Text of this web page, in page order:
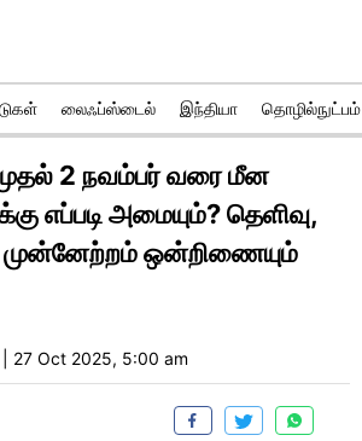
லைஃப்ஸ்டைல் இந்தியா தொழில்நுட்பம்
2 நவம்பர் வரை மீன
எப்படி அமையும்? தெளிவு,
முன்னேற்றம் ஒன்றிணையும்
27 Oct 2025, 5:00 am